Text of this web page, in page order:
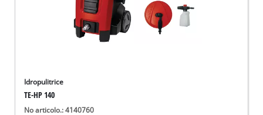
Idropulitrice
TE-HP 140
No articolo.: 4140760